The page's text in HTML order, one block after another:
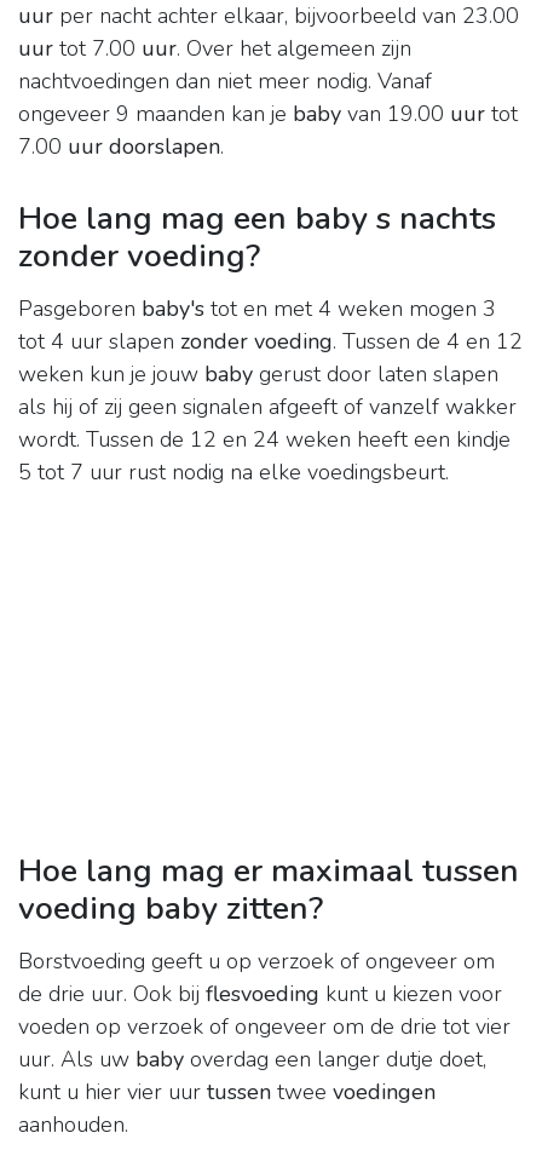
uur per nacht achter elkaar, bijvoorbeeld van 23.00
uur tot 7.00 uur. Over het algemeen zijn
nachtvoedingen dan niet meer nodig. Vanaf
ongeveer 9 maanden kan je baby van 19.00 uur tot
7.00 uur doorslapen.
Hoe lang mag een baby s nachts
zonder voeding?
Pasgeboren baby's tot en met 4 weken mogen 3
tot 4 uur slapen zonder voeding. Tussen de 4 en 12
weken kun je jouw baby gerust door laten slapen
als hij of zij geen signalen afgeeft of vanzelf wakker
wordt. Tussen de 12 en 24 weken heeft een kindje
5 tot 7 uur rust nodig na elke voedingsbeurt.
Hoe lang mag er maximaal tussen
voeding baby zitten?
Borstvoeding geeft u op verzoek of ongeveer om
de drie uur. Ook bij flesvoeding kunt u kiezen voor
voeden op verzoek of ongeveer om de drie tot vier
uur. Als uw baby overdag een langer dutje doet,
kunt u hier vier uur tussen twee voedingen
aanhouden.